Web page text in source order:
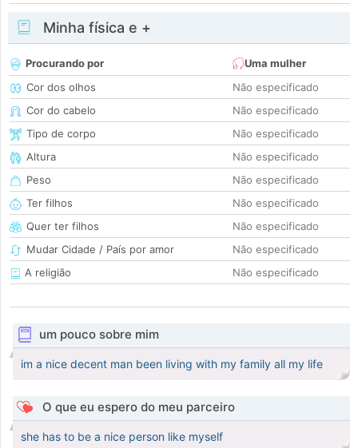
Minha física e +
Procurando por
Uma mulher
Cor dos olhos
Não especificado
Cor do cabelo
Não especificado
Tipo de corpo
Não especificado
Altura
Não especificado
Peso
Não especificado
Ter filhos
Não especificado
Quer ter filhos
Não especificado
Mudar Cidade / País por amor
Não especificado
A religião
Não especificado
um pouco sobre mim
im a nice decent man been living with my family all my life
O que eu espero do meu parceiro
she has to be a nice person like myself